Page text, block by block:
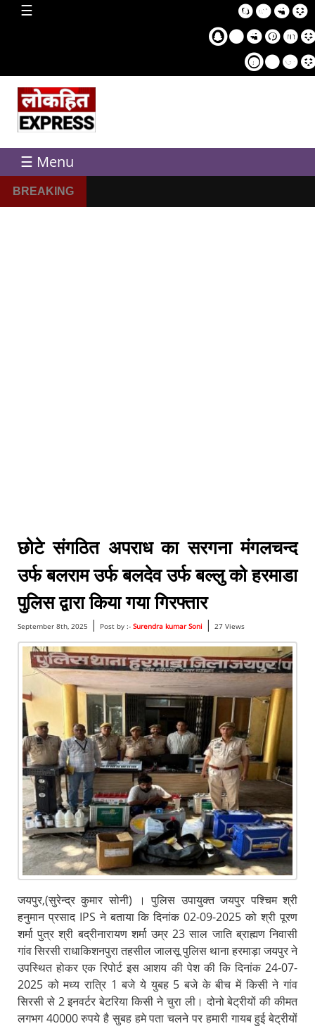
☰
home
☰ Menu
BREAKING
छोटे संगठित अपराध का सरगना मंगलचन्द
उर्फ बलराम उर्फ बलदेव उर्फ बल्लु को हरमाडा
पुलिस द्वारा किया गया गिरफ्तार
September 8th, 2025 | Post by :- Surendra kumar Soni | 27 Views
जयपुर,(सुरेन्द्र कुमार सोनी) । पुलिस उपायुक्त जयपुर पश्चिम श्री
हनुमान प्रसाद IPS ने बताया कि दिनांक 02-09-2025 को श्री पूरण
शर्मा पुत्र श्री बद्रीनारायण शर्मा उम्र 23 साल जाति ब्राह्मण निवासी
गांव सिरसी राधाकिशनपुरा तहसील जालसू पुलिस थाना हरमाड़ा जयपुर ने
उपस्थित होकर एक रिपोर्ट इस आशय की पेश की कि दिनांक 24-07-
2025 को मध्य रात्रि 1 बजे ये युबह 5 बजे के बीच में किसी ने गांव
सिरसी से 2 इनवर्टर बेटरिया किसी ने चुरा ली। दोनो बेट्रीयों की कीमत
लगभग 40000 रुपये है सुबह हमे पता चलने पर हमारी गायब हुई बेट्रीयों